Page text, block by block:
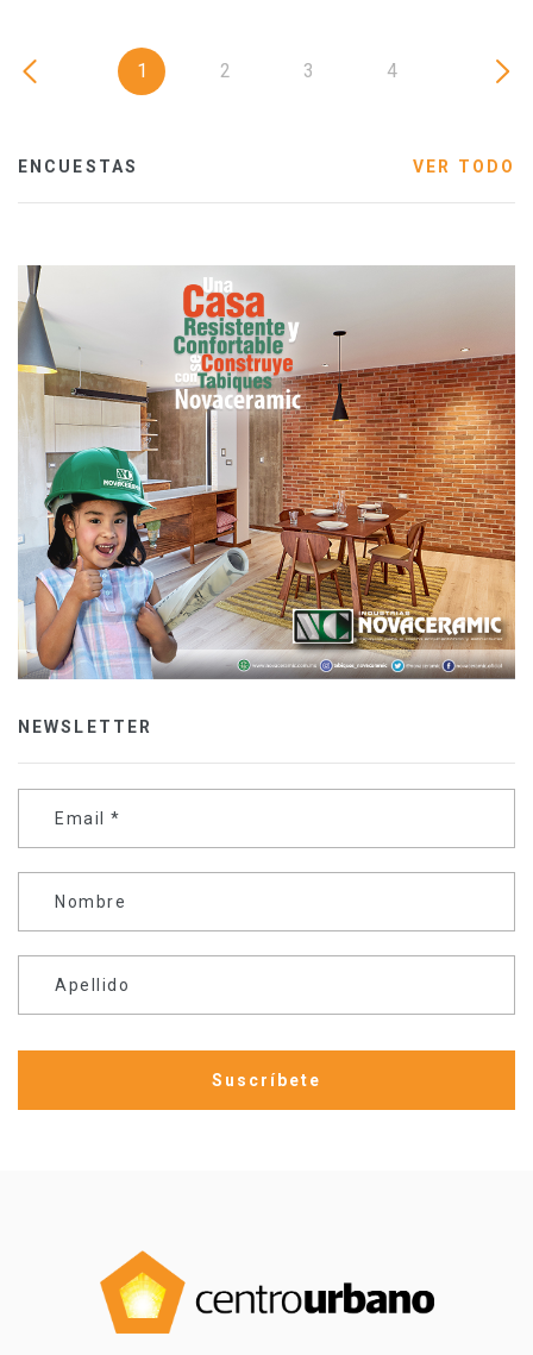
1 2 3 4
ENCUESTAS VER TODO
NEWSLETTER
Email *
Nombre
Apellido